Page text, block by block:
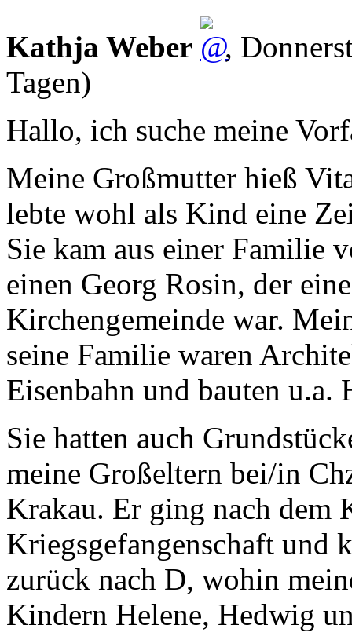
Kathja Weber ,
Tagen)
Hallo, ich suche meine
Meine Großmutter hieß
lebte wohl als Kind eine
Sie kam aus einer Familie
einen Georg Rosin, der
Kirchengemeinde war.
seine Familie waren
Eisenbahn und bauten u.a.
Sie hatten auch
meine Großeltern bei/in
Krakau. Er ging nach dem
Kriegsgefangenschaft und
zurück nach D, wohin
Kindern Helene, Hedwig